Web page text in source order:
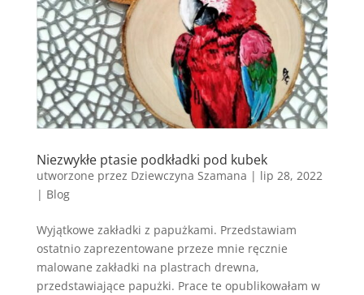
Niezwykłe ptasie podkładki pod kubek
utworzone przez Dziewczyna Szamana | lip 28, 2022
| Blog
Wyjątkowe zakładki z papużkami. Przedstawiam
ostatnio zaprezentowane przeze mnie ręcznie
malowane zakładki na plastrach drewna,
przedstawiające papużki. Prace te opublikowałam w